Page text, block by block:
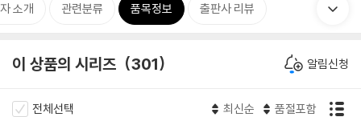
소개 관련분류 품목정보 출판사 리뷰
이 상품의 시리즈 301 알림신청
전체선택 최신순 품절포함